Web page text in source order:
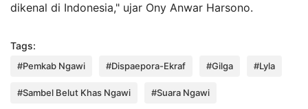
dikenal di Indonesia," ujar Ony Anwar Harsono.
Tags:
#Pemkab Ngawi #Dispaepora-Ekraf #Gilga #Lyla
#Sambel Belut Khas Ngawi #Suara Ngawi